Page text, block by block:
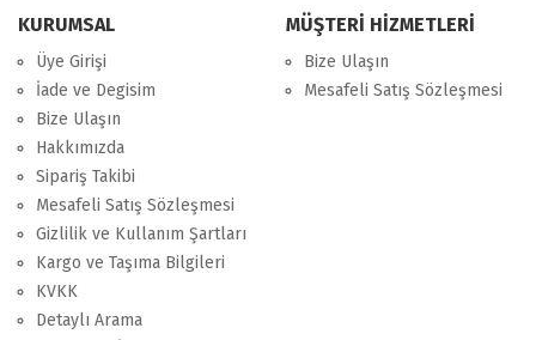
KURUMSAL
Üye Girişi
İade ve Degisim
Bize Ulaşın
Hakkımızda
Sipariş Takibi
Mesafeli Satış Sözleşmesi
Gizlilik ve Kullanım Şartları
Kargo ve Taşıma Bilgileri
KVKK
Detaylı Arama
MÜŞTERİ HİZMETLERİ
Bize Ulaşın
Mesafeli Satış Sözleşmesi